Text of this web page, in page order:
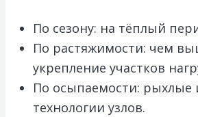
По сезону: на тёплый
По растяжимости: чем
укрепление участков
По осыпаемости: рыхлые
технологии узлов.